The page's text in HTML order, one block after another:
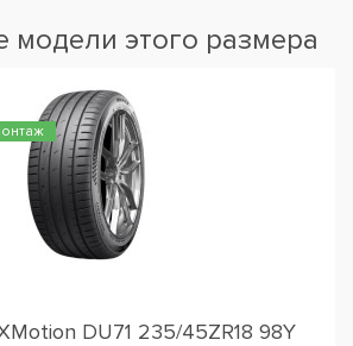
модели этого размера
DU71 235/45ZR18 98Y